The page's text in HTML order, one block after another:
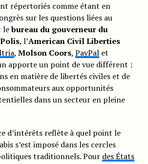
répertoriés comme étant en
sur les questions liées au
lebureau du gouverneur du
, l’American Civil Liberties
, Molson Coors, PayPalet
apporte un point de vue différent :
en matière de libertés civiles et de
aux opportunités
dans un secteur en pleine
d’intérêts reflète à quel point le
s’est imposé dans les cercles
traditionnels. Pour des États